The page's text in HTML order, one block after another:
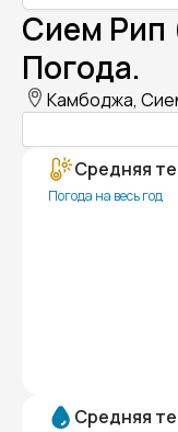
Сием Рип
Погода.
Камбоджа,
Средняя
Погода на весь год
Средняя